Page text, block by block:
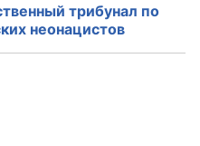
трибунал по
неонацистов